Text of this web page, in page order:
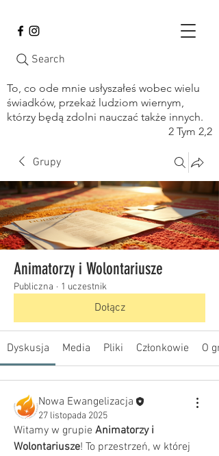
Search
To, co ode mnie usłyszałeś wobec wielu
świadków, przekaż ludziom wiernym,
którzy będą zdolni nauczać także innych.
2 Tym 2,2
Grupy
Animatorzy i Wolontariusze
Publiczna · 1 uczestnik
Dołącz
Dyskusja Media Pliki Członkowie O
Nowa Ewangelizacja
27 listopada 2025
Witamy w grupie Animatorzy i
Wolontariusze! To przestrzeń, w której